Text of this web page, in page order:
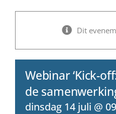
Dit
Webinar ‘Kick-
de
dinsdag 14 juli @